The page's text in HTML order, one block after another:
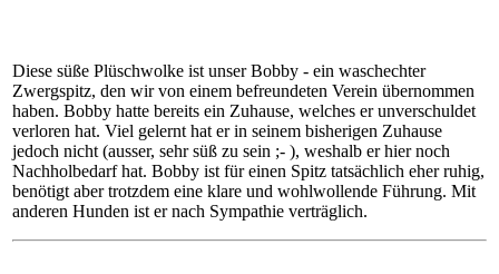
Diese süße Plüschwolke ist unser Bobby - ein waschechter
Zwergspitz, den wir von einem befreundeten Verein übernommen
haben. Bobby hatte bereits ein Zuhause, welches er unverschuldet
verloren hat. Viel gelernt hat er in seinem bisherigen Zuhause
jedoch nicht (ausser, sehr süß zu sein ;- ), weshalb er hier noch
Nachholbedarf hat. Bobby ist für einen Spitz tatsächlich eher ruhig,
benötigt aber trotzdem eine klare und wohlwollende Führung. Mit
anderen Hunden ist er nach Sympathie verträglich.